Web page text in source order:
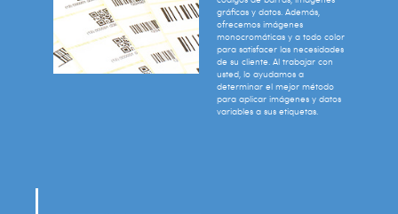
gráficas y datos. Además,
ofrecemos imágenes
monocromáticas y a todo color
para satisfacer las necesidades
de su cliente. Al trabajar con
usted, lo ayudamos a
determinar el mejor método
para aplicar imágenes y datos
variables a sus etiquetas.